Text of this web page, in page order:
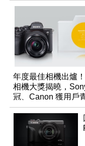
年度最佳相機出爐
相機大獎揭曉，
冠、Canon 獲用戶